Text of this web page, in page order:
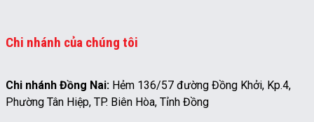
Chi nhánh của chúng tôi
Chi nhánh Đồng Nai: Hẻm 136/57 đường Đồng Khởi, Kp.4,
Phường Tân Hiệp, TP. Biên Hòa, Tỉnh Đồng